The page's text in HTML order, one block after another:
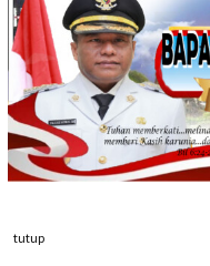
tutup